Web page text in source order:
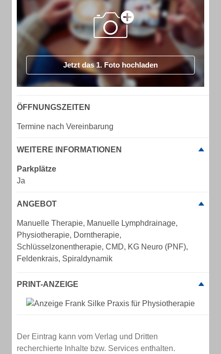
Jetzt das 1. Foto hochladen
ÖFFNUNGSZEITEN
Termine nach Vereinbarung
WEITERE INFORMATIONEN
Parkplätze
Ja
ANGEBOT
Manuelle Therapie, Manuelle Lymphdrainage,
Physiotherapie, Dorntherapie,
Schlüsselzonentherapie, CMD, KG Neuro (PNF),
Feldenkrais, Spiraldynamik
PRINT-ANZEIGE
Der Eintrag kann vom Verlag und Dritten
recherchierte Inhalte bzw. Services enthalten.